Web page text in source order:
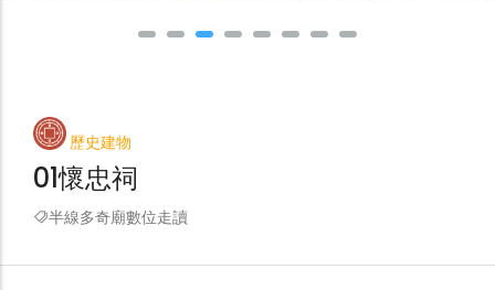
歷史建物
01懷忠祠
半線多奇廟數位走讀